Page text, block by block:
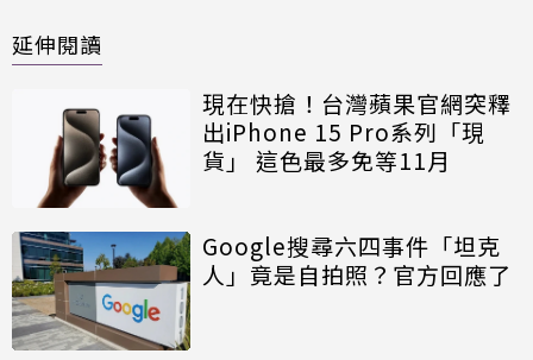
延伸閱讀
現在快搶！台灣蘋果官網突釋
出iPhone 15 Pro系列「現
貨」 這色最多免等11月
Google搜尋六四事件「坦克
人」竟是自拍照？官方回應了